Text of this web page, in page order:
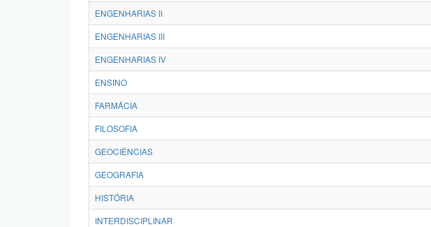
ENGENHARIAS II
ENGENHARIAS III
ENGENHARIAS IV
ENSINO
FARMÁCIA
FILOSOFIA
GEOCIÊNCIAS
GEOGRAFIA
HISTÓRIA
INTERDISCIPLINAR